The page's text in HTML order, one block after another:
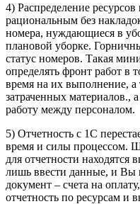
4) Распределение
рациональным без
номера, нуждающиеся в
плановой уборке.
статус номеров. Такая
определять фронт работ в
время на их выполнение, а
затраченных материалов.,
работу между персоналом.
5) Отчетность с 1С
время и силы процессом.
для отчетности находятся
лишь ввести данные, и Вы
документ – счета на
отчетность по ресурсам и